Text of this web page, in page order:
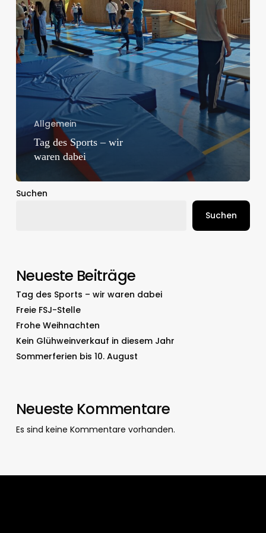
Allgemein
Tag des Sports – wir
waren dabei
Suchen
Suchen
Neueste Beiträge
Tag des Sports – wir waren dabei
Freie FSJ-Stelle
Frohe Weihnachten
Kein Glühweinverkauf in diesem Jahr
Sommerferien bis 10. August
Neueste Kommentare
Es sind keine Kommentare vorhanden.